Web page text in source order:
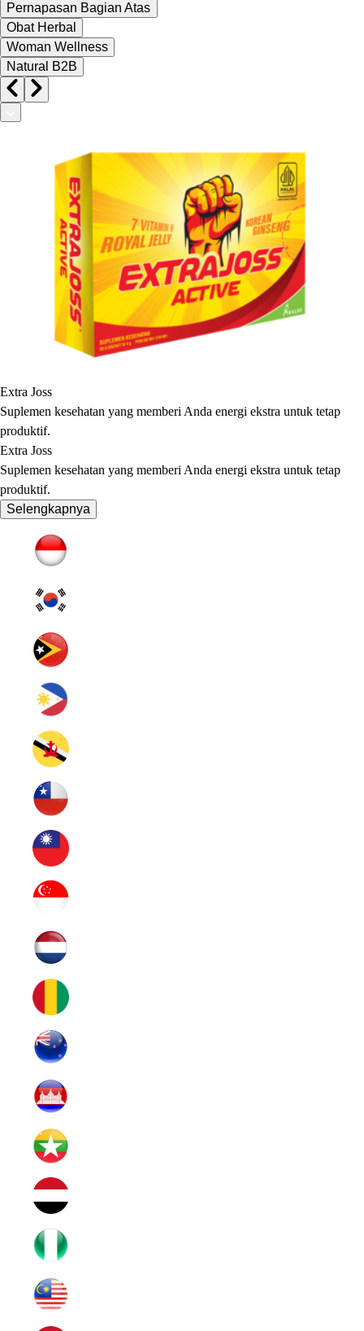
Pernapasan Bagian Atas
Obat Herbal
Woman Wellness
Natural B2B
Extra Joss
Suplemen kesehatan yang memberi Anda energi ekstra untuk tetap
produktif.
Extra Joss
Suplemen kesehatan yang memberi Anda energi ekstra untuk tetap
produktif.
Selengkapnya